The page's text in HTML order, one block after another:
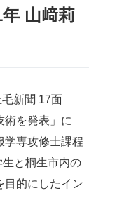
山﨑莉
新聞 17面
術を発表」に
学専攻修士課程
と桐生市内の
目的にしたイン